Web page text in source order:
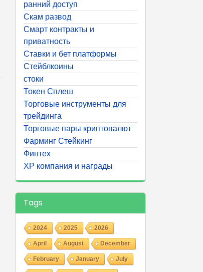
ранний доступ
Скам развод
Смарт контракты и
приватность
Ставки и бет платформы
Стейблкоины
стоки
Токен Сплеш
Торговые инструменты для
трейдинга
Торговые пары криптовалют
Фарминг Стейкинг
Финтех
ХР компания и награды
Tags
2024 2025 2026
April August December
February January July